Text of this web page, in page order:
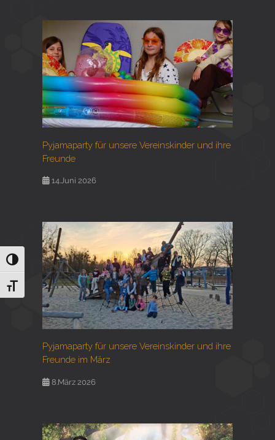
Umschalten auf hohe Kontraste
Schrift vergrößern
Pyjamaparty für unsere Vereinskinder und ihre
Freunde
14.Juni 2026
Pyjamaparty für unsere Vereinskinder und ihre
Freunde im März
8.März 2026